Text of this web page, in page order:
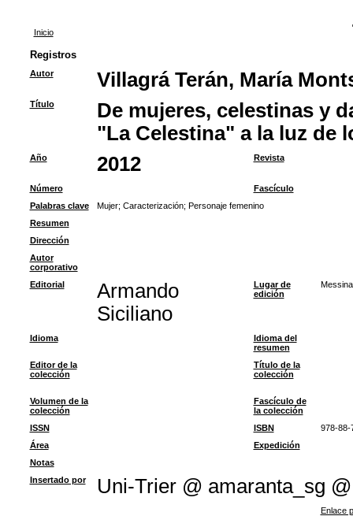
Inicio
Registros
Autor Villagrá Terán, María
Título
De mujeres, celestinas y
"La Celestina" a la luz de
Año 2012 Revista
Número
Fascículo
Palabras clave
Mujer; Caracterización; Personaje femenino
Resumen
Dirección
Autor
corporativo
Editorial
Armando
Siciliano
Lugar de
edición
Messina
Idioma
Idioma del
resumen
Editor de la
colección
Título de la
colección
Volumen de la
colección
Fascículo de
la colección
ISSN
ISBN
978-88-
Área
Expedición
Notas
Insertado por
Uni-Trier @ amaranta_sg @
Enlace